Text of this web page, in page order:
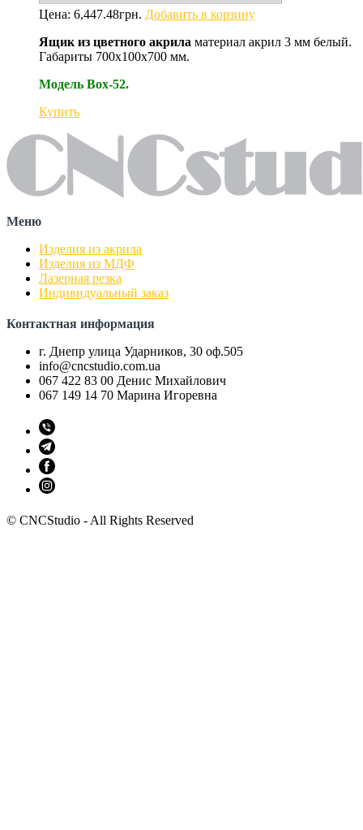
Цена: 6,447.48грн. Добавить в корзину
Ящик из цветного акрила материал акрил 3 мм белый.
Габариты 700х100х700 мм.
Модель Box-52.
Купить
Меню
Изделия из акрила
Изделия из МДФ
Лазерная резка
Индивидуальный заказ
Контактная информация
г. Днепр улица Ударников, 30 оф.505
info@cncstudio.com.ua
067 422 83 00 Денис Михайлович
067 149 14 70 Марина Игоревна
© CNCStudio - All Rights Reserved